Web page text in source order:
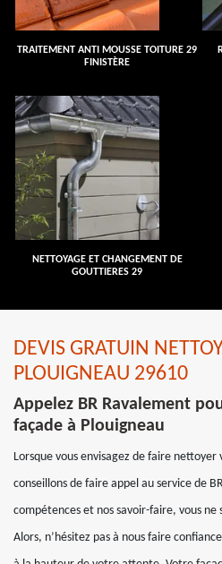
TRAITEMENT ANTI MOUSSE TOITURE 29
FINISTÈRE
NETTOYAGE ET CHANGEMENT DE
GOUTTIERES 29
DEVIS GRATUIN
PLOUIGNEAU 29610
Appelez BR Ravalement
façade à Plouigneau
Lorsque vous envisagez de faire nettoyer
conseillons de faire appel au service de
compétences et nos savoir-faire, vous
Alors, n’hésitez pas à nous faire